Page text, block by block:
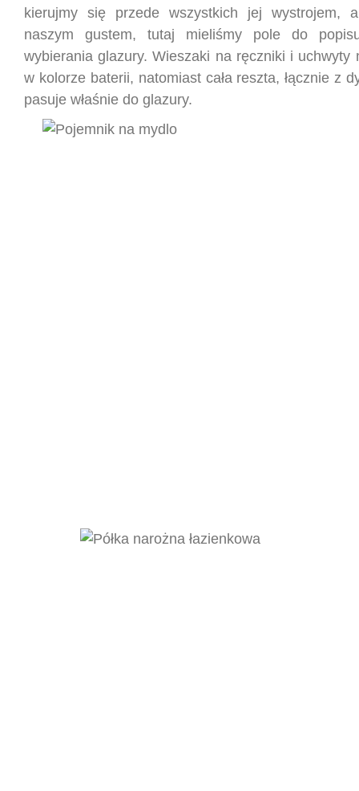
kierujmy się przede wszystkich jej wystrojem,
naszym gustem, tutaj mieliśmy pole do
wybierania glazury. Wieszaki na ręczniki i uchwyty
w kolorze baterii, natomiast cała reszta, łącznie z
pasuje właśnie do glazury.